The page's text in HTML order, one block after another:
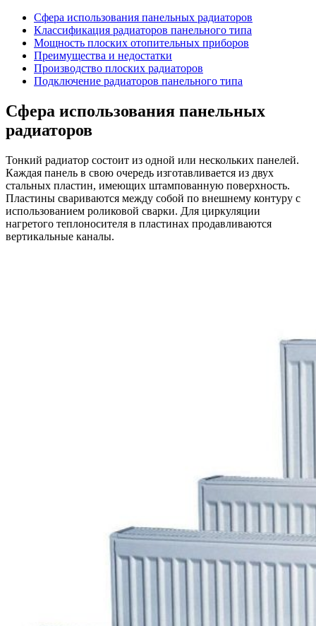
Сфера использования панельных радиаторов
Классификация радиаторов панельного типа
Мощность плоских отопительных приборов
Преимущества и недостатки
Производство плоских радиаторов
Подключение радиаторов панельного типа
Сфера использования панельных
радиаторов
Тонкий радиатор состоит из одной или нескольких панелей.
Каждая панель в свою очередь изготавливается из двух
стальных пластин, имеющих штампованную поверхность.
Пластины свариваются между собой по внешнему контуру с
использованием роликовой сварки. Для циркуляции
нагретого теплоносителя в пластинах продавливаются
вертикальные каналы.